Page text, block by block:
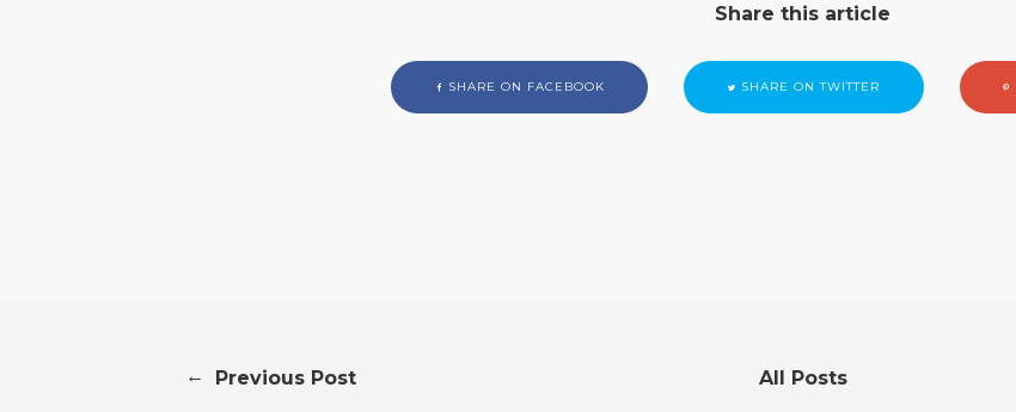
Share this article
SHARE ON FACEBOOK SHARE ON TWITTER
← Previous Post All Posts